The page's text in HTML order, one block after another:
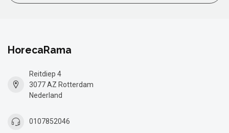
HorecaRama
Reitdiep 4
3077 AZ Rotterdam
Nederland
0107852046